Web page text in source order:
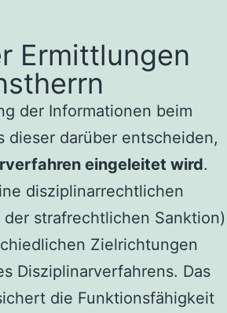
Ermittlungen
der Informationen beim
dieser darüber entscheiden,
eingeleitet wird.
disziplinarrechtlichen
strafrechtlichen Sanktion)
Zielrichtungen
Disziplinarverfahrens. Das
die Funktionsfähigkeit